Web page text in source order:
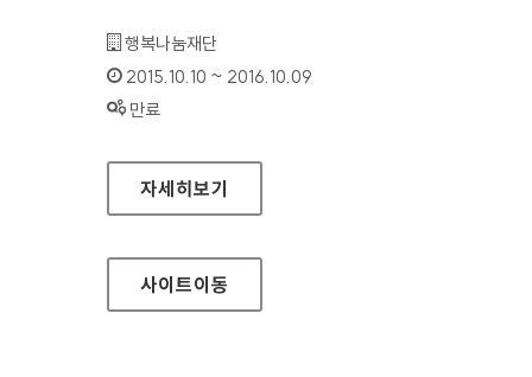
기관명 :
행복나눔재단
인증기간 :
2015.10.10 ~ 2016.10.09
상태 :
만료
SK대학생 자원봉사단 SUNNY 홈페이지
자세히보기
사이트이동